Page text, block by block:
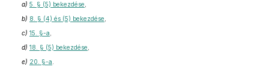
a) 5. § (5) bekezdése
b) 8. § (4) és (5) bekezdése
c) 15. §-a
d) 18. § (5) bekezdése
e) 20. §-a